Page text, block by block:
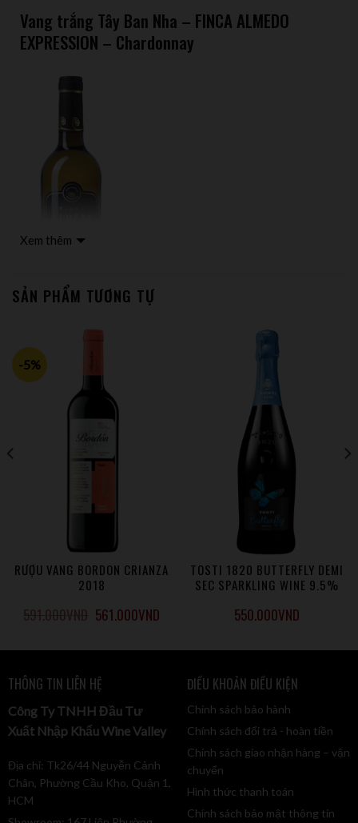
Vang trắng Tây Ban Nha – FINCA ALMEDO
EXPRESSION – Chardonnay
Mô tả ngắn
Được làm từ 100% giống nho Chardonnay, rượu vang
trắng Finca Almedo Expression – Chardonnay có màu
vàng kim loại và ánh thép với mùi hương chanh. Rượu rất
cân bằng và sảng khoái với cấu trúc hấp dẫn khi được lão
hóa các hạt nấm men còn sót lại từ quá trình tự phân hủy.
Vino de la Tierra de Castilla
nhàng của hương vị của cam chanh tươi mát, thanh lịch.
tròn đầy mà dai dẳng
Màu sắc
Màu vàng kim loại và ánh thép
Giống nho
Nồng độ
Xem thêm
SẢN PHẨM TƯƠNG TỰ
-5%
RƯỢU VANG BORDON CRIANZA
2018
561.000VND
TOSTI 1820 BUTTERFLY DEMI
SEC SPARKLING WINE 9.5%
550.000VND
THÔNG TIN LIÊN HỆ
Công Ty TNHH Đầu Tư
Xuất Nhập Khẩu Wine Valley
Địa chỉ: Tk26/44 Nguyễn Cảnh
Chân, Phường Cầu Kho, Quận 1,
HCM
ĐIỀU KHOẢN ĐIỀU KIỆN
Chính sách bảo hành
Chính sách đổi trả - hoàn tiền
Chính sách giao nhận hàng – vận
chuyển
Hình thức thanh toán
Chính sách bảo mật thông tin